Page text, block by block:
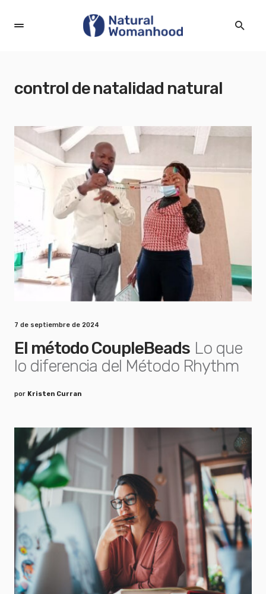
control de natalidad natural
7 de septiembre de 2024
El método CoupleBeads Lo que
lo diferencia del Método Rhythm
por Kristen Curran